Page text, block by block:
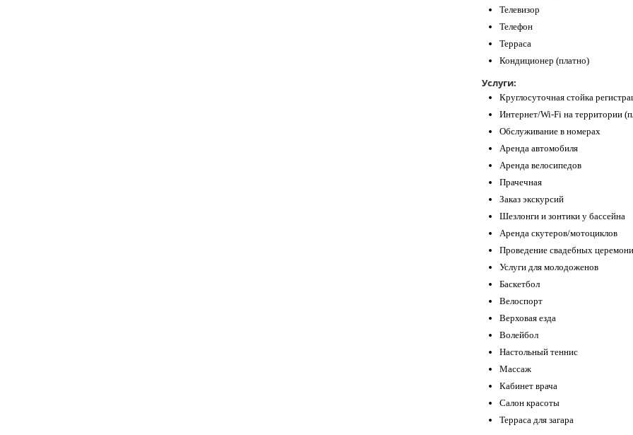
Телевизор
Телефон
Терраса
Кондиционер (платно)
Услуги:
Круглосуточная стойка
Интернет/Wi-Fi на территории
Обслуживание в номерах
Аренда автомобиля
Аренда велосипедов
Прачечная
Заказ экскурсий
Шезлонги и зонтики у бассейна
Аренда скутеров/мотоциклов
Проведение свадебных
Услуги для молодоженов
Баскетбол
Велоспорт
Верховая езда
Волейбол
Настольный теннис
Массаж
Кабинет врача
Салон красоты
Терраса для загара